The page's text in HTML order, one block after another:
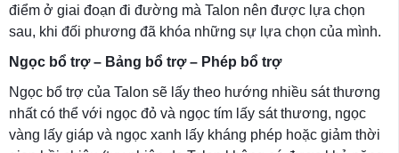
điểm ở giai đoạn đi đường mà Talon nên được lựa chọn
sau, khi đối phương đã khóa những sự lựa chọn của mình.
Ngọc bổ trợ – Bảng bổ trợ – Phép bổ trợ
Ngọc bổ trợ của Talon sẽ lấy theo hướng nhiều sát thương
nhất có thể với ngọc đỏ và ngọc tím lấy sát thương, ngọc
vàng lấy giáp và ngọc xanh lấy kháng phép hoặc giảm thời